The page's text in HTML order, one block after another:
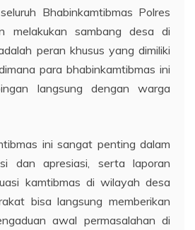
Bhabinkamtibmas Polres
melakukan sambang desa di
peran khusus yang dimiliki
para bhabinkamtibmas ini
langsung dengan warga
ini sangat penting dalam
dan apresiasi, serta laporan
kamtibmas di wilayah desa
bisa langsung memberikan
awal permasalahan di